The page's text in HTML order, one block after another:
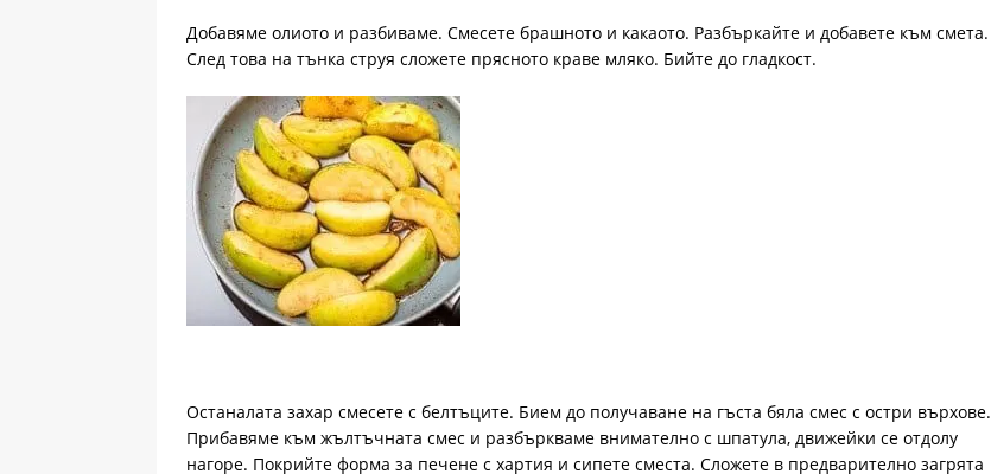
Добавяме олиото и разбиваме. Смесете брашното и какаото. Разбъркайте и добавете към смета.
След това на тънка струя сложете прясното краве мляко. Бийте до гладкост.
Останалата захар смесете с белтъците. Бием до получаване на гъста бяла смес с остри върхове.
Прибавяме към жълтъчната смес и разбъркваме внимателно с шпатула, движейки се отдолу
нагоре. Покрийте форма за печене с хартия и сипете сместа. Сложете в предварително загрята